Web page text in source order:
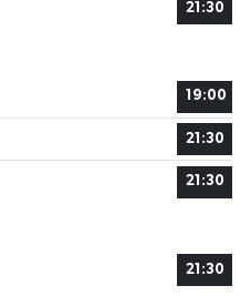
21:30
19:00
21:30
21:30
21:30